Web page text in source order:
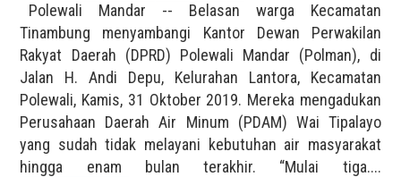
Polewali Mandar -- Belasan warga Kecamatan
Tinambung menyambangi Kantor Dewan Perwakilan
Rakyat Daerah (DPRD) Polewali Mandar (Polman), di
Jalan H. Andi Depu, Kelurahan Lantora, Kecamatan
Polewali, Kamis, 31 Oktober 2019. Mereka mengadukan
Perusahaan Daerah Air Minum (PDAM) Wai Tipalayo
yang sudah tidak melayani kebutuhan air masyarakat
hingga enam bulan terakhir. “Mulai tiga....